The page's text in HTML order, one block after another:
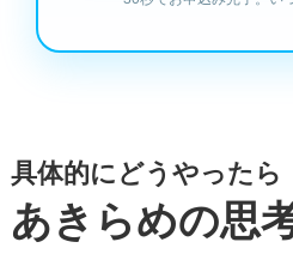
具体的にどうやったら
あきらめの思